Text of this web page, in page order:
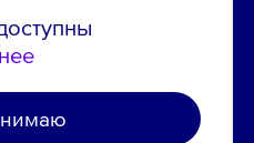
об использовании